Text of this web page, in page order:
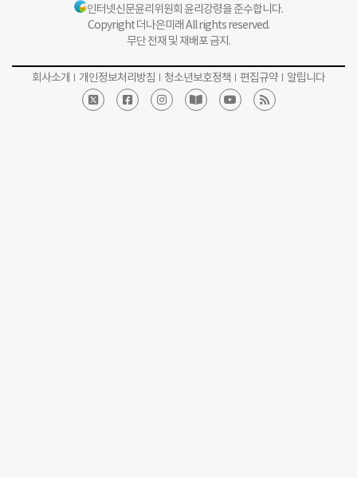
인터넷신문윤리위원회 윤리강령을 준수합니다.
Copyright 더나은미래 All rights reserved.
무단 전재 및 재배포 금지.
회사소개 개인정보처리방침 청소년보호정책 편집규약 알립니다